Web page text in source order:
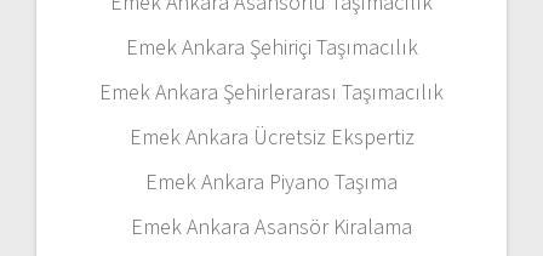
Emek Ankara Şehiriçi Taşımacılık
Emek Ankara Şehirlerarası Taşımacılık
Emek Ankara Ücretsiz Ekspertiz
Emek Ankara Piyano Taşıma
Emek Ankara Asansör Kiralama